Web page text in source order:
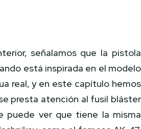
señalamos que la pistola
está inspirada en el modelo
real, y en este capítulo hemos
presta atención al fusil bláster
puede ver que tiene la misma